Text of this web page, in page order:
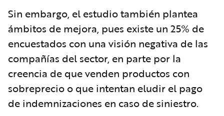
Sin embargo, el estudio también plantea
ámbitos de mejora, pues existe un 25% de
encuestados con una visión negativa de las
compañías del sector, en parte por la
creencia de que venden productos con
sobreprecio o que intentan eludir el pago
de indemnizaciones en caso de siniestro.